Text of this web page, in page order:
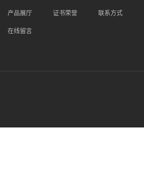
产品展厅 证书荣誉 联系方式
在线留言